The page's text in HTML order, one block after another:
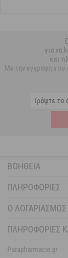
για να
και
Με την εγγραφή σου
ΒΟΉΘΕΙΑ
ΠΛΗΡΟΦΟΡΊΕΣ
Ο
ΠΛΗΡΟΦΟΡΙΕΣ
Parapharmacie.gr